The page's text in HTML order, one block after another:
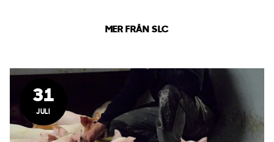
MER FRÅN SLC
31
JULI